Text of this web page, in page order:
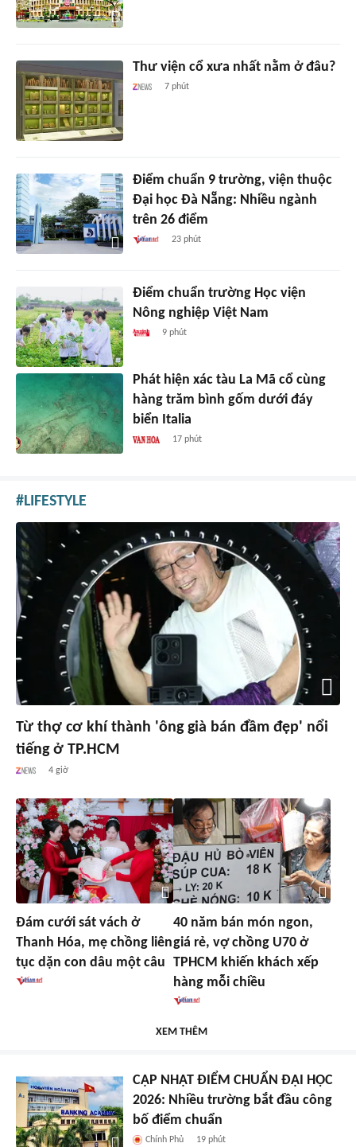
Thư viện cổ xưa nhất nằm ở đâu?
7 phút
Điểm chuẩn 9 trường, viện thuộc
Đại học Đà Nẵng: Nhiều ngành
trên 26 điểm
23 phút
Điểm chuẩn trường Học viện
Nông nghiệp Việt Nam
9 phút
Phát hiện xác tàu La Mã cổ cùng
hàng trăm bình gốm dưới đáy
biển Italia
17 phút
LIFESTYLE
Từ thợ cơ khí thành 'ông già bán đầm đẹp' nổi
tiếng ở TP.HCM
4 giờ
Đám cưới sát vách ở
Thanh Hóa, mẹ chồng liên
tục dặn con dâu một câu
40 năm bán món ngon,
giá rẻ, vợ chồng U70 ở
TPHCM khiến khách xếp
hàng mỗi chiều
XEM THÊM
CẬP NHẬT ĐIỂM CHUẨN ĐẠI HỌC
2026: Nhiều trường bắt đầu công
bố điểm chuẩn
Chính Phủ 19 phút